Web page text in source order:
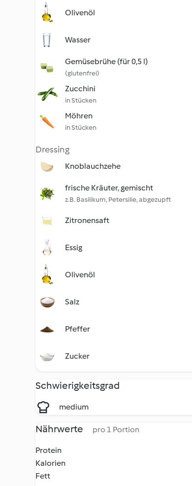
Olivenöl
Wasser
Gemüsebrühe (für 0,5 l)
(glutenfrei)
Zucchini
in Stücken
Möhren
in Stücken
Dressing
Knoblauchzehe
frische Kräuter, gemischt
z.B. Basilikum, Petersilie, abgezupft
Zitronensaft
Essig
Olivenöl
Salz
Pfeffer
Zucker
Schwierigkeitsgrad
medium
Nährwerte pro 1 Portion
Protein
Kalorien
Fett